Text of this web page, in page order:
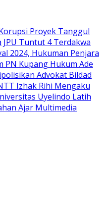
Proyek Tanggul
JPU Tuntut 4 Terdakwa
2024, Hukuman Penjara
PN Kupang Hukum Ade
Advokat Bildad
Izhak Rihi Mengaku
Uyelindo Latih
Ajar Multimedia